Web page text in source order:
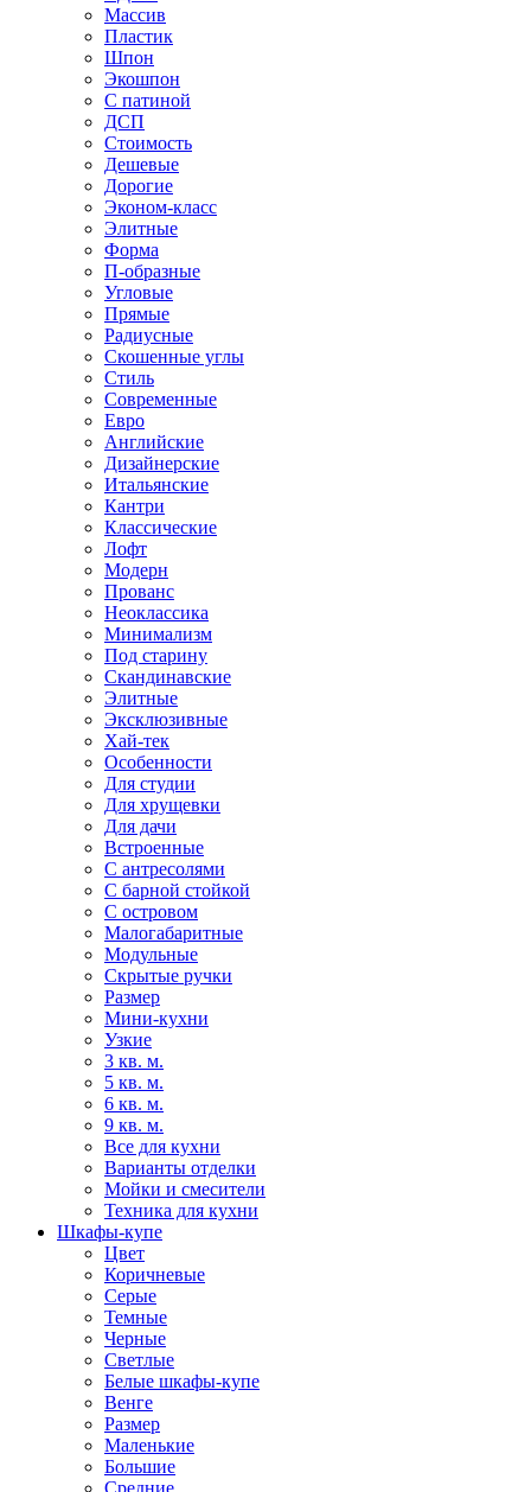
Массив
Пластик
Шпон
Экошпон
С патиной
ДСП
Стоимость
Дешевые
Дорогие
Эконом-класс
Элитные
Форма
П-образные
Угловые
Прямые
Радиусные
Скошенные углы
Стиль
Современные
Евро
Английские
Дизайнерские
Итальянские
Кантри
Классические
Лофт
Модерн
Прованс
Неоклассика
Минимализм
Под старину
Скандинавские
Элитные
Эксклюзивные
Хай-тек
Особенности
Для студии
Для хрущевки
Для дачи
Встроенные
С антресолями
С барной стойкой
С островом
Малогабаритные
Модульные
Скрытые ручки
Размер
Мини-кухни
Узкие
3 кв. м.
5 кв. м.
6 кв. м.
9 кв. м.
Все для кухни
Варианты отделки
Мойки и смесители
Техника для кухни
Шкафы-купе
Цвет
Коричневые
Серые
Темные
Черные
Светлые
Белые шкафы-купе
Венге
Размер
Маленькие
Большие
Средние